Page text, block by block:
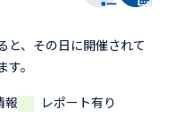
と、その日に開催されて
。
報 レポート有り